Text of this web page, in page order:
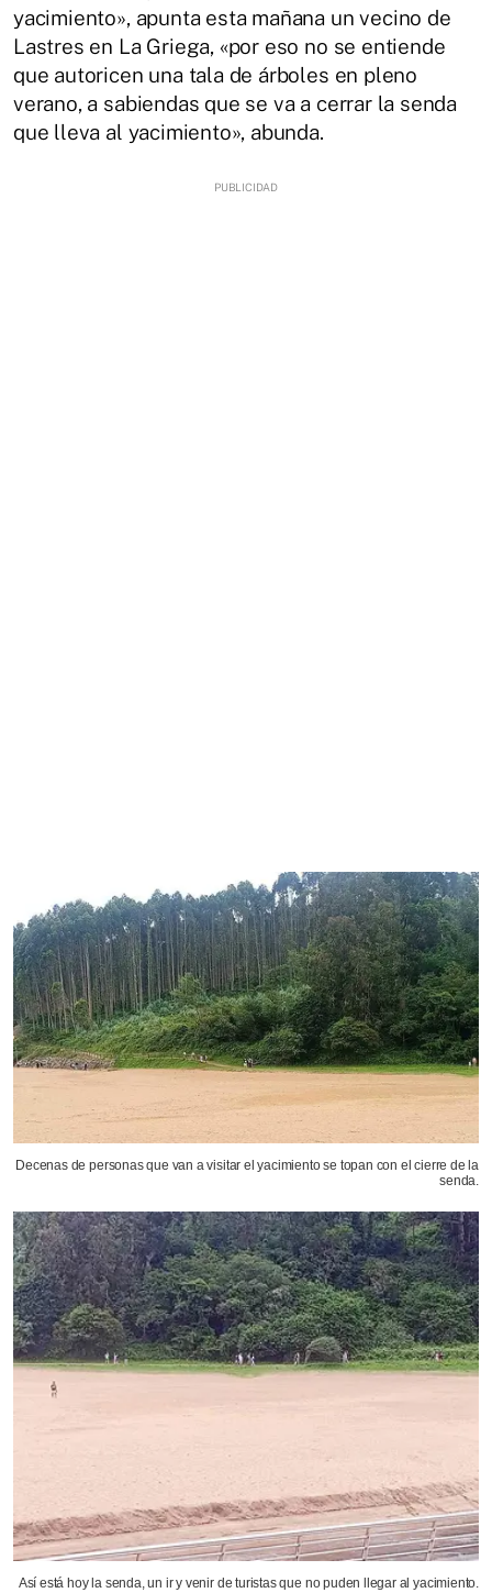
yacimiento», apunta esta mañana un vecino de
Lastres en La Griega, «por eso no se entiende
que autoricen una tala de árboles en pleno
verano, a sabiendas que se va a cerrar la senda
que lleva al yacimiento», abunda.
Decenas de personas que van a visitar el yacimiento se topan con el cierre de la
senda.
Así está hoy la senda, un ir y venir de turistas que no puden llegar al yacimiento.